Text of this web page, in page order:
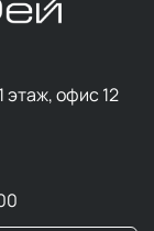
этаж, офис 12